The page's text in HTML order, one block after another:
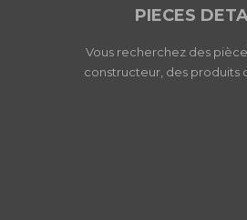
PIECES
Vous recherchez des
constructeur, des produits